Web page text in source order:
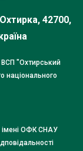
42700,
"Охтирський
національного
імені ОФК СНАУ